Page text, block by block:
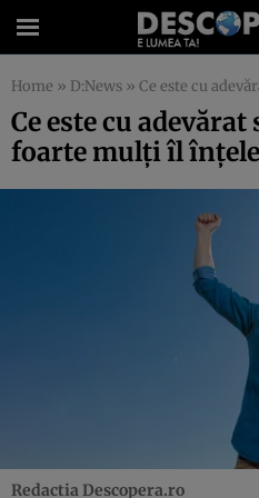
Home » D:News » Ce este cu adevărat
Ce este cu adevărat
foarte mulți îl
Redactia Descopera.ro